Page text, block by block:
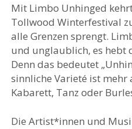
Mit Limbo Unhinged
Tollwood Winterfestival
alle Grenzen sprengt.
und unglaublich, es hebt
Denn das bedeutet
sinnliche Varieté ist
Kabarett, Tanz oder
Die Artist*innen und